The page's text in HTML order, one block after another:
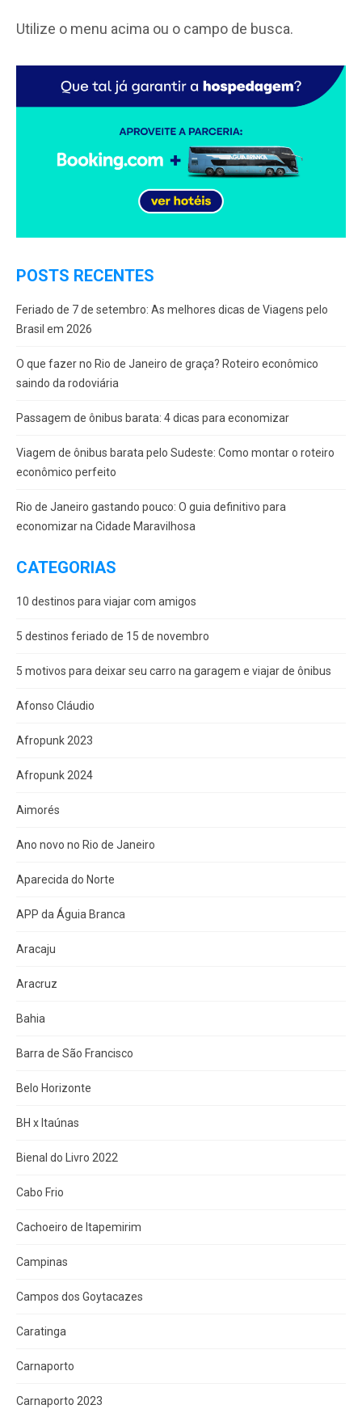
Utilize o menu acima ou o campo de busca.
POSTS RECENTES
Feriado de 7 de setembro: As melhores dicas de Viagens pelo
Brasil em 2026
O que fazer no Rio de Janeiro de graça? Roteiro econômico
saindo da rodoviária
Passagem de ônibus barata: 4 dicas para economizar
Viagem de ônibus barata pelo Sudeste: Como montar o roteiro
econômico perfeito
Rio de Janeiro gastando pouco: O guia definitivo para
economizar na Cidade Maravilhosa
CATEGORIAS
10 destinos para viajar com amigos
5 destinos feriado de 15 de novembro
5 motivos para deixar seu carro na garagem e viajar de ônibus
Afonso Cláudio
Afropunk 2023
Afropunk 2024
Aimorés
Ano novo no Rio de Janeiro
Aparecida do Norte
APP da Águia Branca
Aracaju
Aracruz
Bahia
Barra de São Francisco
Belo Horizonte
BH x Itaúnas
Bienal do Livro 2022
Cabo Frio
Cachoeiro de Itapemirim
Campinas
Campos dos Goytacazes
Caratinga
Carnaporto
Carnaporto 2023